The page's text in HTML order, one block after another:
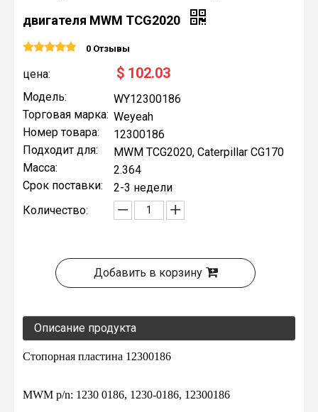
двигателя MWM TCG2020
0 Отзывы
цена: $ 102.03
Модель:
WY12300186
Торговая марка: Weyeah
Номер товара:
12300186
Подходит для:
MWM TCG2020, Caterpillar CG170
Масса:
2.364
Срок поставки:
2-3 недели
Количество:
Добавить в корзину
Описание продукта
Стопорная пластина 12300186
MWM p/n: 1230 0186, 1230-0186, 12300186